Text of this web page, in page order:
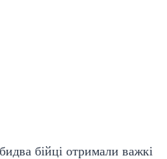
бійці отримали важкі